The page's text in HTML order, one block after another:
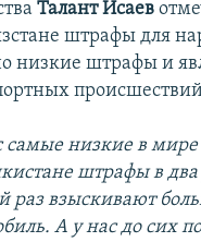
Талант Исаев
штрафы для
низкие штрафы и
самые низкие в
штрафы в два
раз взыскивают
А у нас до сих